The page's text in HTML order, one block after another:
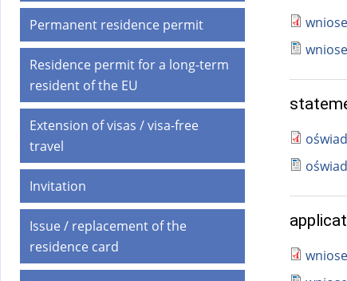
x
t
e
r
a
l
Permanent residence permit
Residence permit for a long-term
resident of the EU
Extension of visas / visa-free
travel
Invitation
Issue / replacement of the
residence card